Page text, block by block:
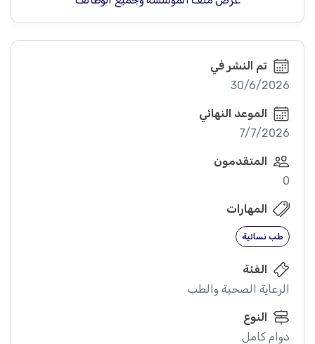
تم النشر في
30/6/2026
الموعد النهائي
7/7/2026
المتقدمون
0
المهارات
طب نسائية
الفئة
الرعاية الصحية والطب
النوع
دوام كامل